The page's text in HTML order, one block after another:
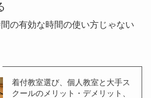
の有効な時間の使い方じゃない
着付教室選び、個人教室と大手ス
クールのメリット・デメリット、